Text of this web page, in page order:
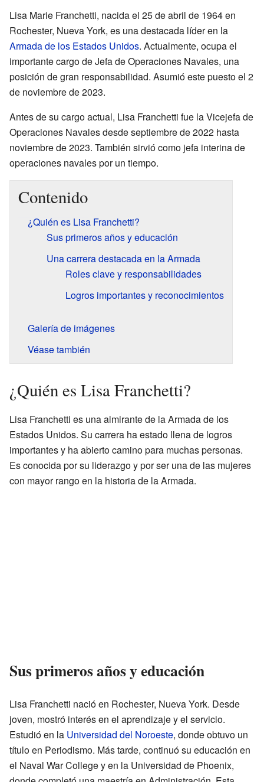
Lisa Marie Franchetti, nacida el 25 de abril de 1964 en
Rochester, Nueva York, es una destacada líder en la
Armada de los Estados Unidos. Actualmente, ocupa el
importante cargo de Jefa de Operaciones Navales, una
posición de gran responsabilidad. Asumió este puesto el 2
de noviembre de 2023.
Antes de su cargo actual, Lisa Franchetti fue la Vicejefa de
Operaciones Navales desde septiembre de 2022 hasta
noviembre de 2023. También sirvió como jefa interina de
operaciones navales por un tiempo.
Contenido
¿Quién es Lisa Franchetti?
Sus primeros años y educación
Una carrera destacada en la Armada
Roles clave y responsabilidades
Logros importantes y reconocimientos
Galería de imágenes
Véase también
¿Quién es Lisa Franchetti?
Lisa Franchetti es una almirante de la Armada de los
Estados Unidos. Su carrera ha estado llena de logros
importantes y ha abierto camino para muchas personas.
Es conocida por su liderazgo y por ser una de las mujeres
con mayor rango en la historia de la Armada.
Sus primeros años y educación
Lisa Franchetti nació en Rochester, Nueva York. Desde
joven, mostró interés en el aprendizaje y el servicio.
Estudió en la Universidad del Noroeste, donde obtuvo un
título en Periodismo. Más tarde, continuó su educación en
el Naval War College y en la Universidad de Phoenix,